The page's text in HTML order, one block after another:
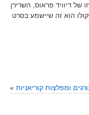
של דיוויד פראוס, השרירן
הוא זה שיישמע בסרט
ומפלצות קוריאניות »